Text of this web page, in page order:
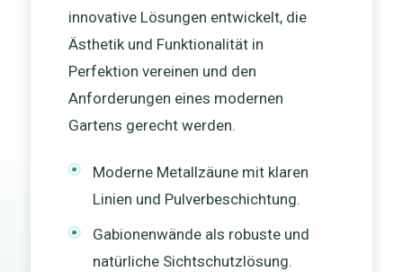
innovative Lösungen entwickelt, die
Ästhetik und Funktionalität in
Perfektion vereinen und den
Anforderungen eines modernen
Gartens gerecht werden.
Moderne Metallzäune mit klaren
Linien und Pulverbeschichtung.
Gabionenwände als robuste und
natürliche Sichtschutzlösung.